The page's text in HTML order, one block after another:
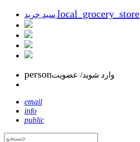
local_grocery_store
personوارد شوید/ عضویت
email
info
public